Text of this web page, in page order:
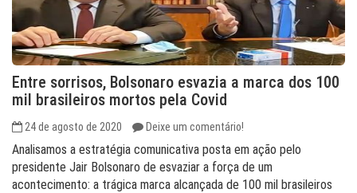
Entre sorrisos, Bolsonaro esvazia a marca dos 100
mil brasileiros mortos pela Covid
24 de agosto de 2020 Deixe um comentário!
Analisamos a estratégia comunicativa posta em ação pelo
presidente Jair Bolsonaro de esvaziar a força de um
acontecimento: a trágica marca alcançada de 100 mil brasileiros